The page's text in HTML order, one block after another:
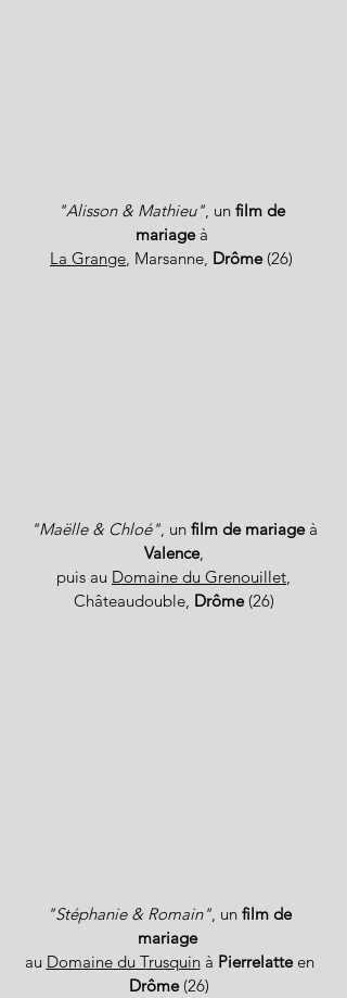
"Alisson & Mathieu", un film de
mariageà
La Grange, Marsanne, Drôme(26)
"Maëlle & Chloé", un film de mariageà
Valence,
puis au Domaine du Grenouillet,
Châteaudouble, Drôme(26)
"Stéphanie & Romain", un film de
mariage
au Domaine du Trusquinà Pierrelatteen
Drôme(26)